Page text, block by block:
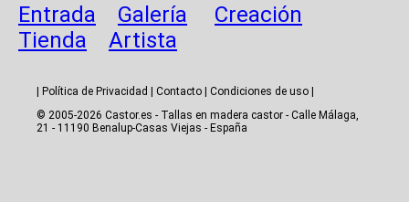
Entrada Galería
Creación
Tienda
Artista
Política de Privacidad Contacto Condiciones de uso
© 2005-2026 Castor.es - Tallas en madera castor - Calle Málaga,
21 - 11190 Benalup-Casas Viejas - España